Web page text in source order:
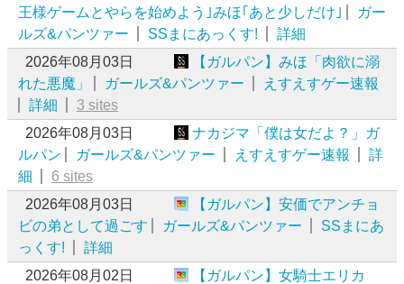
王様ゲームとやらを始めよう｣みほ｢あと少しだけ｣
ガー
ルズ&パンツァー
SSまにあっくす!
詳細
2026年08月03日
【ガルパン】みほ「肉欲に溺
れた悪魔」
ガールズ&パンツァー
えすえすゲー速報
詳細
3 sites
2026年08月03日
ナカジマ「僕は女だよ？」ガ
ルパン
ガールズ&パンツァー えすえすゲー速報
詳
細
6 sites
2026年08月03日
【ガルパン】安価でアンチョ
ビの弟として過ごす
ガールズ&パンツァー
SSまにあ
っくす!
詳細
2026年08月02日
【ガルパン】女騎士エリカ